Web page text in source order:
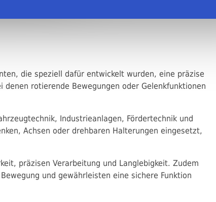
die speziell dafür entwickelt wurden, eine präzise
rotierende Bewegungen oder Gelenkfunktionen
Industrieanlagen, Fördertechnik und
Achsen oder drehbaren Halterungen eingesetzt,
präzisen Verarbeitung und Langlebigkeit. Zudem
und gewährleisten eine sichere Funktion